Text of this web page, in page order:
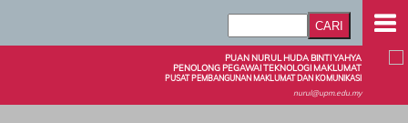
PUAN NURUL HUDA BINTI YAHYA
PENOLONG PEGAWAI TEKNOLOGI MAKLUMAT
PUSAT PEMBANGUNAN MAKLUMAT DAN KOMUNIKASI
nurul@upm.edu.my